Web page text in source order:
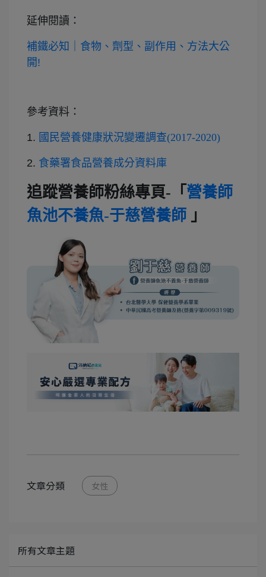
延伸閱讀：
補鐵必知｜食物、劑型、副作用、方法大公
開!
參考資料：
1. 國民營養健康狀況變遷調查(2017-2020)
2. 食藥署食品營養成分資料庫
追蹤營養師粉絲專頁-「 營養師
魚池不養魚-于慈營養師 」
文章分類 女性
所有文章主題